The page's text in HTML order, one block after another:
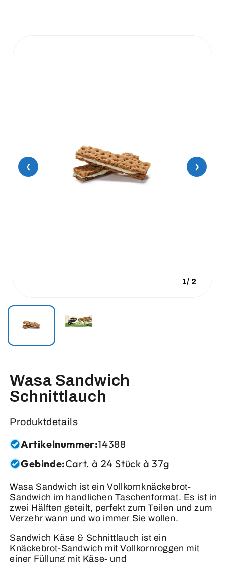
❮ ❯
1/ 2
Wasa Sandwich
Schnittlauch
Produktdetails
Artikelnummer:14388
Gebinde:Cart. à 24 Stück à 37g
Wasa Sandwich ist ein Vollkornknäckebrot-
Sandwich im handlichen Taschenformat. Es ist in
zwei Hälften geteilt, perfekt zum Teilen und zum
Verzehr wann und wo immer Sie wollen.
Sandwich Käse & Schnittlauch ist ein
Knäckebrot-Sandwich mit Vollkornroggen mit
einer Füllung mit Käse- und